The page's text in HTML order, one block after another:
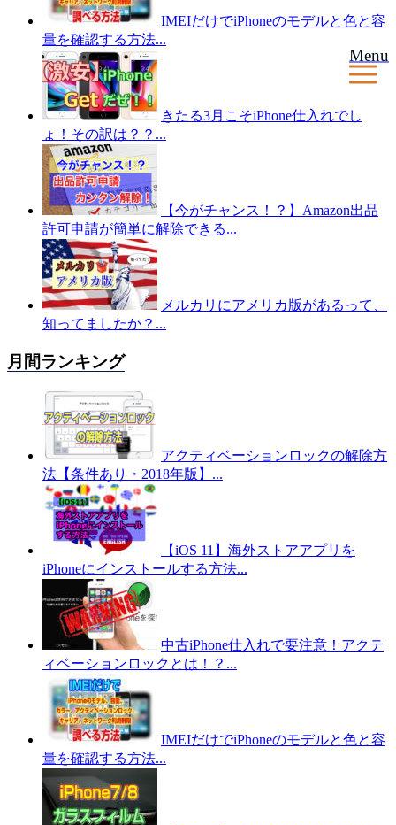
Menu
IMEIだけでiPhoneのモデルと色と容
量を確認する方法...
きたる3月こそiPhone仕入れでし
ょ！その訳は？？...
【今がチャンス！？】Amazon出品
許可申請が簡単に解除できる...
メルカリにアメリカ版があるって、
知ってましたか？...
月間ランキング
アクティベーションロックの解除方
法【条件あり・2018年版】...
【iOS 11】海外ストアアプリを
iPhoneにインストールする方法...
中古iPhone仕入れで要注意！アクテ
ィベーションロックとは！？...
IMEIだけでiPhoneのモデルと色と容
量を確認する方法...